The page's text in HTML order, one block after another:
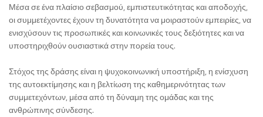
Μέσα σε ένα πλαίσιο σεβασμού, εμπιστευτικότητας και αποδοχής,
οι συμμετέχοντες έχουν τη δυνατότητα να μοιραστούν εμπειρίες, να
ενισχύσουν τις προσωπικές και κοινωνικές τους δεξιότητες και να
υποστηριχθούν ουσιαστικά στην πορεία τους.
Στόχος της δράσης είναι η ψυχοκοινωνική υποστήριξη, η ενίσχυση
της αυτοεκτίμησης και η βελτίωση της καθημερινότητας των
συμμετεχόντων, μέσα από τη δύναμη της ομάδας και της
ανθρώπινης σύνδεσης.